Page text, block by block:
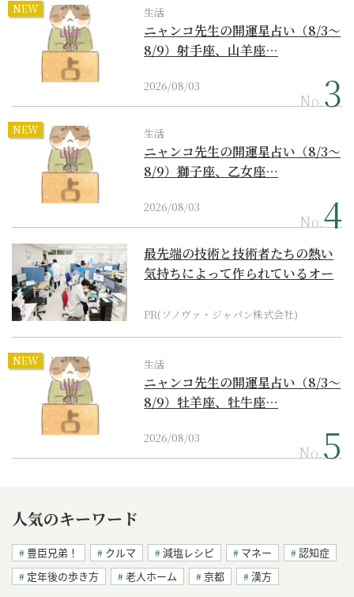
NEW 生活
ニャンコ先生の開運星占い（8/3～
8/9）射手座、山羊座…
2026/08/03
No.
NEW 生活
ニャンコ先生の開運星占い（8/3～
8/9）獅子座、乙女座…
2026/08/03
No.
最先端の技術と技術者たちの熱い
気持ちによって作られているオー
PR(ソノヴァ・ジャパン株式会社)
NEW 生活
ニャンコ先生の開運星占い（8/3～
8/9）牡羊座、牡牛座…
2026/08/03
No.
人気のキーワード
豊臣兄弟！ クルマ 減塩レシピ マネー
認知症
定年後の歩き方
老人ホーム 京都 漢方